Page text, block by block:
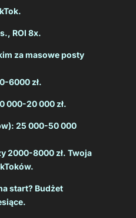
ROI 8x.
za masowe posty
6000 zł.
000-20 000 zł.
25 000-50 000
2000-8000 zł. Twoja
start? Budżet